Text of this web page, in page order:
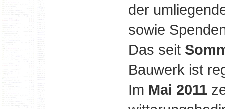
der
sowie
Das seit
Bauwerk ist
Im Mai 2011